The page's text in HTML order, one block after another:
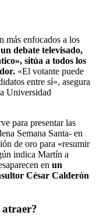
más enfocados a los
un debate televisado,
sitúa a todos los
«El votante puede
entre sí», asegura
Universidad
para presentar las
Semana Santa- en
de oro para «resumir
indica Martín a
en un
César Calderón
atraer?